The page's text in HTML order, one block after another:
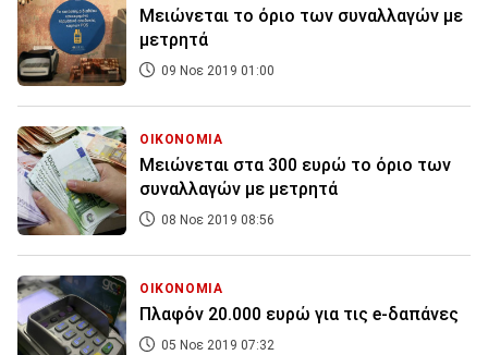
Μειώνεται το όριο των συναλλαγών με
μετρητά
09 Νοε 2019 01:00
ΟΙΚΟΝΟΜΙΑ
Μειώνεται στα 300 ευρώ το όριο των
συναλλαγών με μετρητά
08 Νοε 2019 08:56
ΟΙΚΟΝΟΜΙΑ
Πλαφόν 20.000 ευρώ για τις e-δαπάνες
05 Νοε 2019 07:32